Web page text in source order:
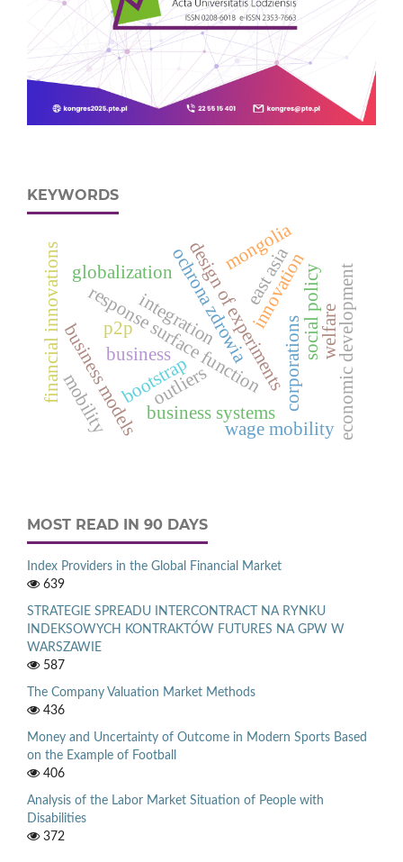
KEYWORDS
design of experiments
response surface function
bootstrap
ochrona zdrowia
integration
business
globalization
corporations
business systems
innovation
business models
east asiasocial policywelfare
mongolia
economic development
p2p
financial innovations
wage mobility
mobility outliers
MOST READ IN 90 DAYS
Index Providers in the Global Financial Market
639
STRATEGIE SPREADU INTERCONTRACT NA RYNKU
INDEKSOWYCH KONTRAKTÓW FUTURES NA GPW W
WARSZAWIE
587
The Company Valuation Market Methods
436
Money and Uncertainty of Outcome in Modern Sports Based
on the Example of Football
406
Analysis of the Labor Market Situation of People with
Disabilities
372